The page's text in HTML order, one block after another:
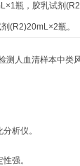
瓶，胶乳试剂
(R2)20mL×2瓶。
测人血清样本中类
析仪。
强。